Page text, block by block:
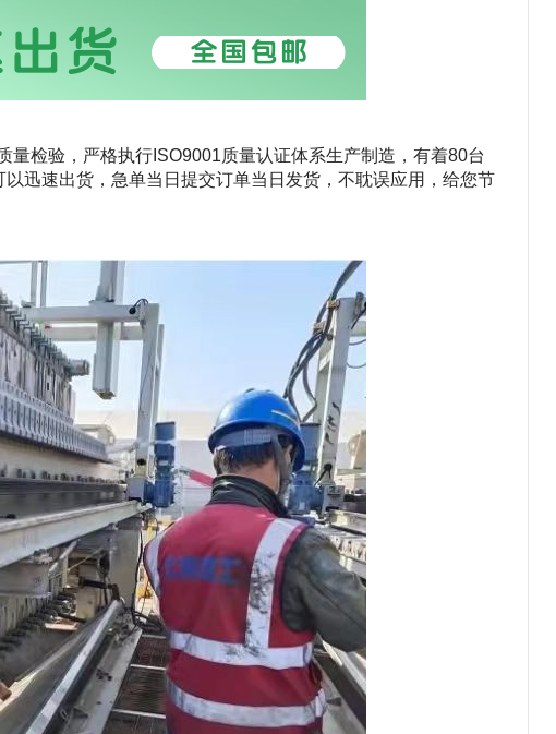
量检验，严格执行 ISO9001质量认证体系生产制造，有着80台
以迅速出货，急单当日提交订单当日发货，不耽误应用，给您节